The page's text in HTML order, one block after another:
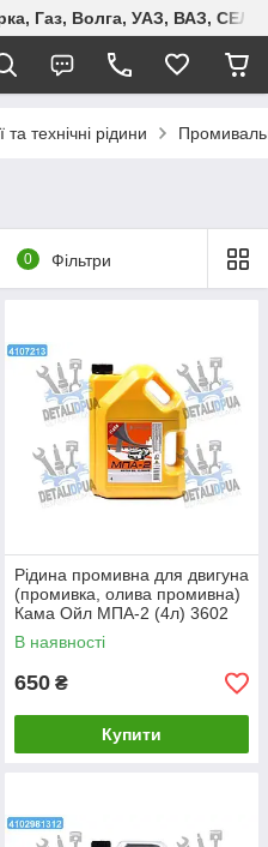
Газ, Волга, УАЗ, ВАЗ,
та технічні рідини
0 Фільтри
Рідина промивна для двигуна
(промивка, олива промивна)
Кама Ойл МПА-2 (4л) 3602
UA1
В наявності
650 ₴
Купити